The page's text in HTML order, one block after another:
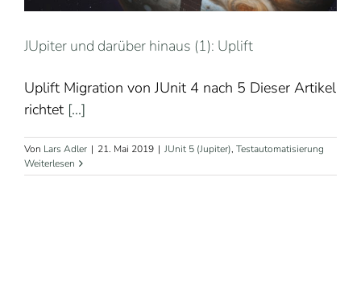
JUpiter und darüber hinaus (1): Uplift
Uplift Migration von JUnit 4 nach 5 Dieser Artikel
richtet [...]
Von Lars Adler | 21. Mai 2019 | JUnit 5 (Jupiter), Testautomatisierung
Weiterlesen